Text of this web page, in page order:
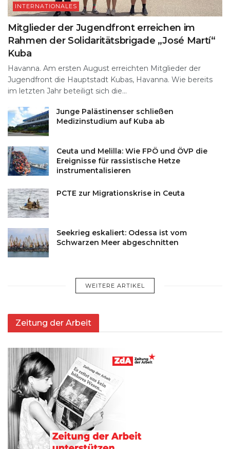
INTERNATIONALES
Mitglieder der Jugendfront erreichen im
Rahmen der Solidaritätsbrigade „José Martí“
Kuba
Havanna. Am ersten August erreichten Mitglieder der
Jugendfront die Hauptstadt Kubas, Havanna. Wie bereits
im letzten Jahr beteiligt sich die...
Junge Palästinenser schließen
Medizinstudium auf Kuba ab
Ceuta und Melilla: Wie FPÖ und ÖVP die
Ereignisse für rassistische Hetze
instrumentalisieren
PCTE zur Migrationskrise in Ceuta
Seekrieg eskaliert: Odessa ist vom
Schwarzen Meer abgeschnitten
WEITERE ARTIKEL
Zeitung der Arbeit